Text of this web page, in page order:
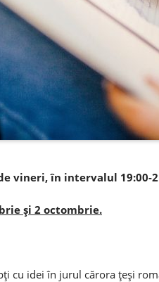
vineri, în intervalul 19:00-
şi 2 octombrie.
cu idei în jurul cărora ţeşi